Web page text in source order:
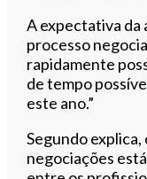
A expectativa da
processo
rapidamente
de tempo
este ano.”
Segundo
negociações